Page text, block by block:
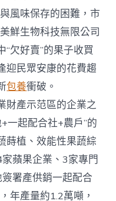
風味保存的困難，市
鮮生物科技無限公司
欠好賣”的果子收買
迎民眾安康的花費趨
包養衝破。
產示范區的企業之
一起配合社+農戶”的
蒔植、效能性果蔬綜
蘋果企業、3家專門
署產供銷一起配合
年產量約1.2萬噸，